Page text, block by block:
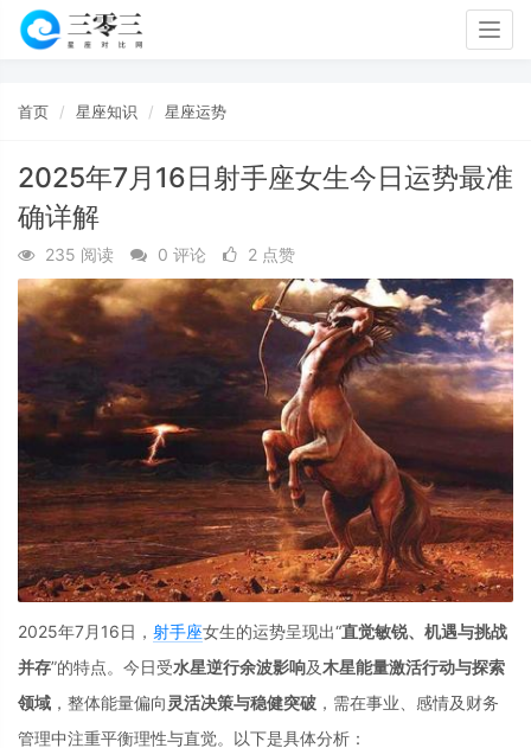
首页 星座知识 星座运势
2025年7月16日射手座女生今日运势最准
确详解
235 阅读 0 评论 2 点赞
2025年7月16日， 射手座女生的运势呈现出“直觉敏锐、机遇与挑战
并存”的特点。今日受水星逆行余波影响及木星能量激活行动与探索
领域 ，整体能量偏向灵活决策与稳健突破 ，需在事业、感情及财务
管理中注重平衡理性与直觉。以下是具体分析：